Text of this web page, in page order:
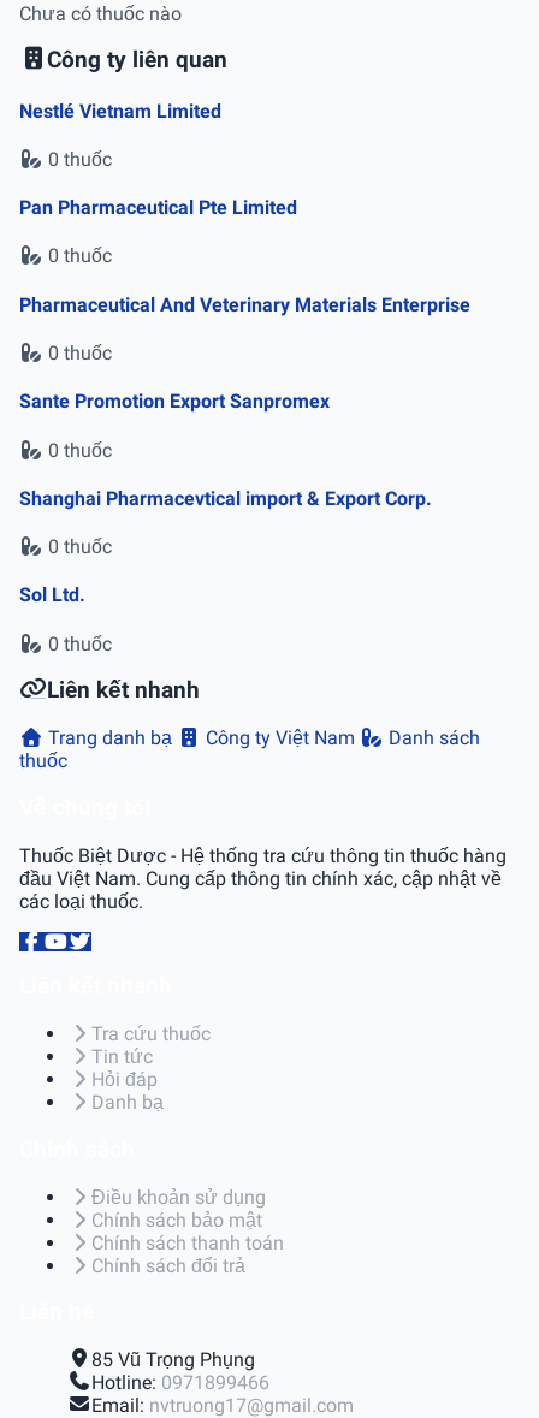
Chưa có thuốc nào
Công ty liên quan
Nestlé Vietnam Limited
0 thuốc
Pan Pharmaceutical Pte Limited
0 thuốc
Pharmaceutical And Veterinary Materials Enterprise
0 thuốc
Sante Promotion Export Sanpromex
0 thuốc
Shanghai Pharmacevtical import & Export Corp.
0 thuốc
Sol Ltd.
0 thuốc
Liên kết nhanh
Trang danh bạ Công ty Việt Nam
Danh sách
thuốc
Thuốc Biệt Dược - Hệ thống tra cứu thông tin thuốc hàng
đầu Việt Nam. Cung cấp thông tin chính xác, cập nhật về
các loại thuốc.
Tra cứu thuốc
Tin tức
Hỏi đáp
Danh bạ
Điều khoản sử dụng
Chính sách bảo mật
Chính sách thanh toán
Chính sách đổi trả
85 Vũ Trọng Phụng
Hotline: 0971899466
Email: nvtruong17@gmail.com